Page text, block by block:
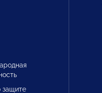
защите